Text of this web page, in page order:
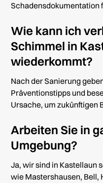
Schadensdokumentation
Wie kann ich
Schimmel in
wiederkommt?
Nach der Sanierung
Präventionstipps und
Ursache, um zukünftigen
Arbeiten Sie in
Umgebung?
Ja, wir sind in Kastellaun
wie Mastershausen, Bell,